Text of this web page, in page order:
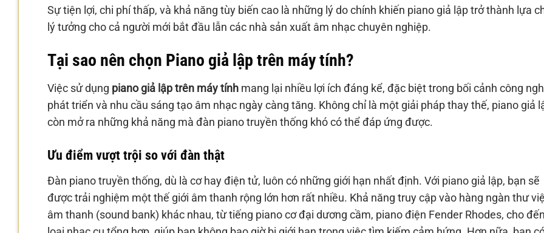
Sự tiện lợi, chi phí thấp, và khả năng tùy biến cao là những lý do chính khiến piano giả lập trở thành lựa
lý tưởng cho cả người mới bắt đầu lẫn các nhà sản xuất âm nhạc chuyên nghiệp.
Tại sao nên chọn Piano giả lập trên máy tính?
Việc sử dụng piano giả lập trên máy tínhmang lại nhiều lợi ích đáng kể, đặc biệt trong bối cảnh công
phát triển và nhu cầu sáng tạo âm nhạc ngày càng tăng. Không chỉ là một giải pháp thay thế, piano giả
còn mở ra những khả năng mà đàn piano truyền thống khó có thể đáp ứng được.
Ưu điểm vượt trội so với đàn thật
Đàn piano truyền thống, dù là cơ hay điện tử, luôn có những giới hạn nhất định. Với piano giả lập, bạn sẽ
được trải nghiệm một thế giới âm thanh rộng lớn hơn rất nhiều. Khả năng truy cập vào hàng ngàn thư
âm thanh (sound bank) khác nhau, từ tiếng piano cơ đại dương cầm, piano điện Fender Rhodes, cho